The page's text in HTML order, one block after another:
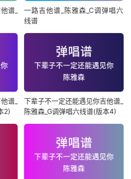
谱_
一路吉他谱_陈雅森_C调弹唱六
线谱
谱_
2)
下辈子不一定还能遇见你吉他谱_
陈雅森_G调弹唱六线谱(版本4)